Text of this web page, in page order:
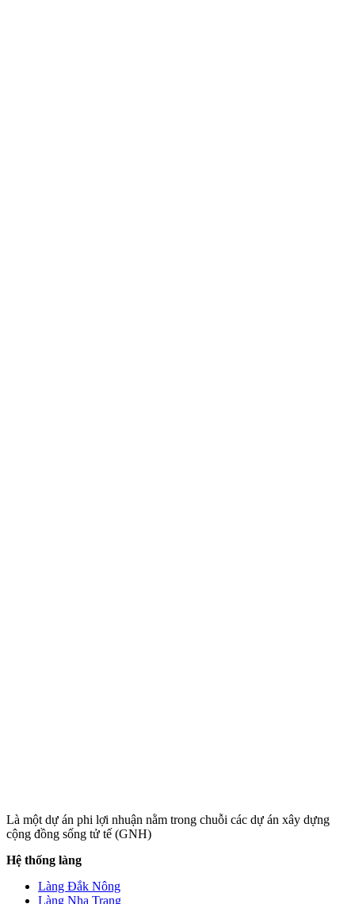
Là một dự án phi lợi nhuận nằm trong chuỗi các dự án xây dựng
cộng đồng sống tử tế (GNH)
Hệ thống làng
Làng Đắk Nông
Làng Nha Trang